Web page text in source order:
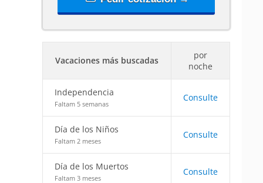
Vacaciones más buscadas
por
noche
Independencia
Faltam 5 semanas
Consulte
Día de los Niños
Faltam 2 meses
Consulte
Día de los Muertos
Faltam 3 meses
Consulte